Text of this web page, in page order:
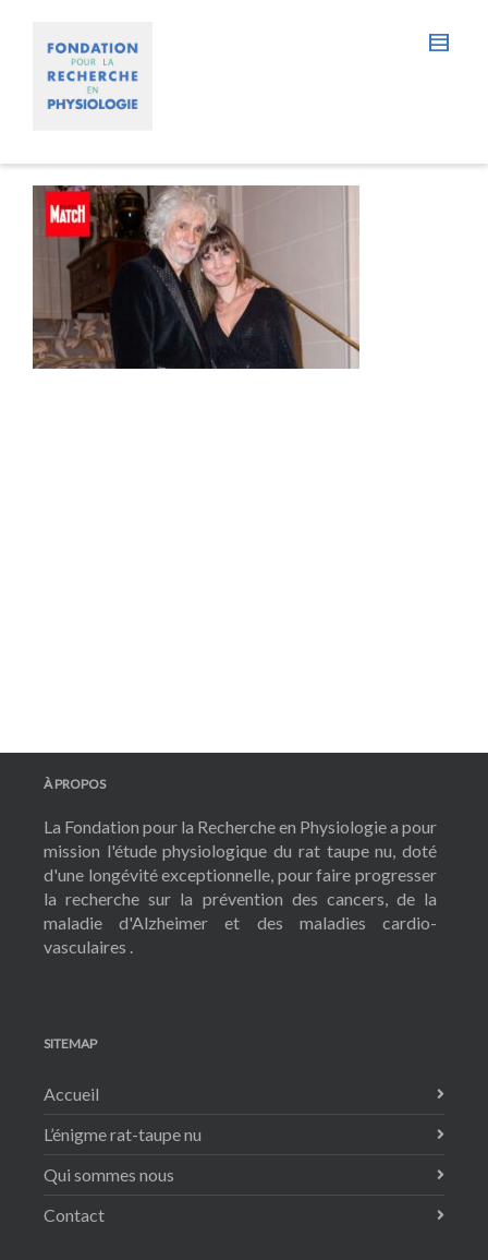
À PROPOS
La Fondation pour la Recherche en Physiologie a pour
mission l'étude physiologique du rat taupe nu, doté
d'une longévité exceptionnelle, pour faire progresser
la recherche sur la prévention des cancers, de la
maladie d'Alzheimer et des maladies cardio-
vasculaires .
SITEMAP
Accueil
L’énigme rat-taupe nu
Qui sommes nous
Contact